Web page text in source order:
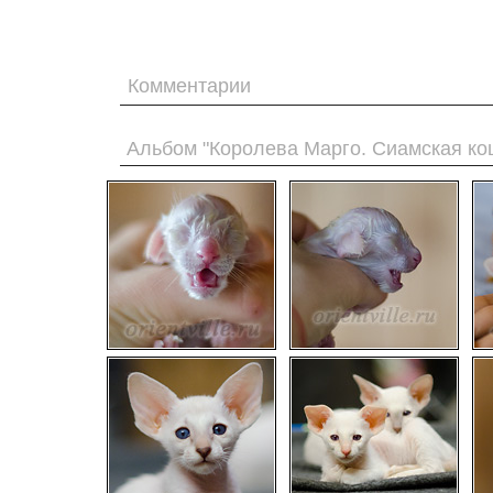
Комментарии
Альбом "Королева Марго. Сиамская